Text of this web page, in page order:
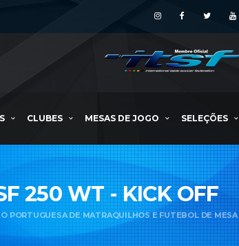
CLUBES MESAS DE JOGO SELEÇÕES
250 WT - KICK OFF
PORTUGUESA DE MATRAQUILHOS E FUTEBOL DE MESA